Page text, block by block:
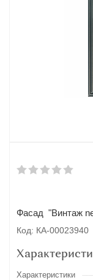
Фасад "Винтаж
Код: КА-00023940
Характеристики